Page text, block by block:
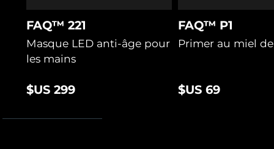
FAQ™ 221
Masque LED anti-âge pour
les mains
$US 299
FAQ™ P1
Primer au miel
$US 69